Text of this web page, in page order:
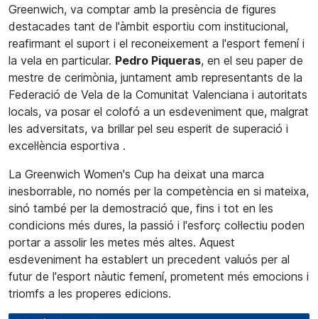
Greenwich, va comptar amb la presència de figures
destacades tant de l'àmbit esportiu com institucional,
reafirmant el suport i el reconeixement a l'esport femení i
la vela en particular. Pedro Piqueras, en el seu paper de
mestre de cerimònia, juntament amb representants de la
Federació de Vela de la Comunitat Valenciana i autoritats
locals, va posar el colofó a un esdeveniment que, malgrat
les adversitats, va brillar pel seu esperit de superació i
excel·lència esportiva .
La Greenwich Women's Cup ha deixat una marca
inesborrable, no només per la competència en si mateixa,
sinó també per la demostració que, fins i tot en les
condicions més dures, la passió i l'esforç col·lectiu poden
portar a assolir les metes més altes. Aquest
esdeveniment ha establert un precedent valuós per al
futur de l'esport nàutic femení, prometent més emocions i
triomfs a les properes edicions.